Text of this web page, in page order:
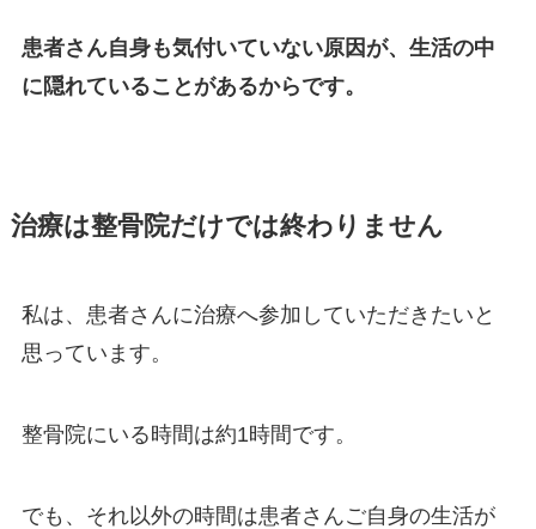
患者さん自身も気付いていない原因が、生活の中
に隠れていることがあるからです。
治療は整骨院だけでは終わりません
私は、患者さんに治療へ参加していただきたいと
思っています。
整骨院にいる時間は約1時間です。
でも、それ以外の時間は患者さんご自身の生活が